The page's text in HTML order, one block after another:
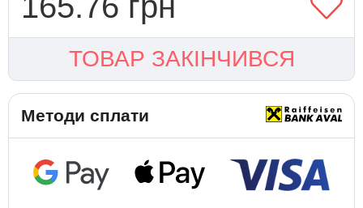
ТОВАР ЗАКІНЧИВСЯ
Методи сплати